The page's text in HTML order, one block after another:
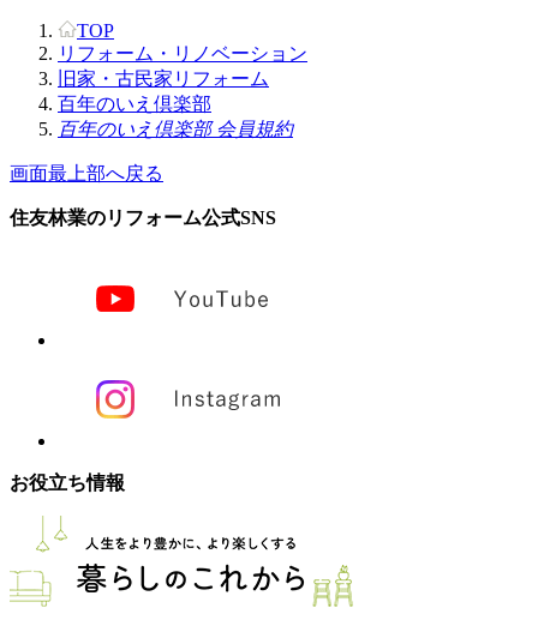
TOP
リフォーム・リノベーション
旧家・古民家リフォーム
百年のいえ倶楽部
百年のいえ倶楽部 会員規約
画面最上部へ戻る
住友林業のリフォーム公式SNS
お役立ち情報